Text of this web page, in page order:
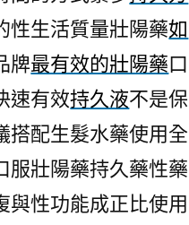
性生活質量壯陽藥如
牌最有效的壯陽藥口
速有效持久液不是保
搭配生髮水藥使用全
服壯陽藥持久藥性藥
與性功能成正比使用